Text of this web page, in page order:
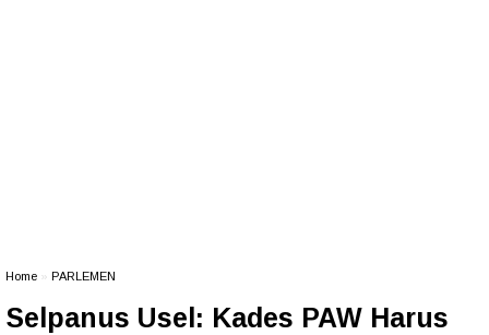
Home PARLEMEN
Selpanus Usel: Kades PAW Harus